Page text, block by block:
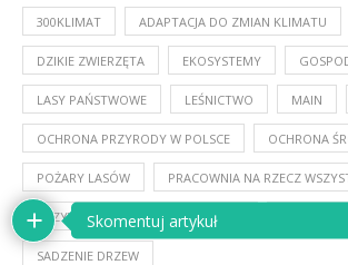
300KLIMAT ADAPTACJA DO ZMIAN KLIMATU
DZIKIE ZWIERZĘTA EKOSYSTEMY
LASY PAŃSTWOWE LEŚNICTWO MAIN
OCHRONA PRZYRODY W POLSCE OCHRONA
POŻARY LASÓW PRACOWNIA NA RZECZ
PRZYWRÓCENIE DZIKIEJ PRZYRODY
SADZENIE DRZEW
Skomentuj artykuł